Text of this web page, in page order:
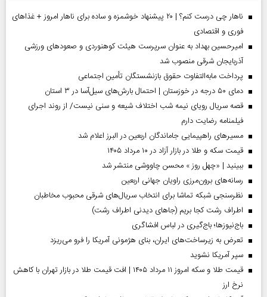
ناهار چی درست کنم؟ | ۲۰ پیشنهاد خوشمزه و ساده برای ناهار امروز + غذاهای
فوری و اقتصادی
امیرحسین بهداد به عنوان سرپرست هیئت کوهنوردی و صعودهای ورزشی
آذربایجان شرقی منصوب شد
پرداخت مابه‌التفاوت حقوق بازنشستگان تأمین اجتماعی
دمای ۵۰ درجه در خوزستان | احتمال بارش‌های سیل‌آسا در ۳ استان
قصه سریال رویای نیمه شب اختلاف شیعه و سنی نیست/ از روند اجرای
فیلمنامه رضایت دارم
مسیر‌های راهپیمایی جاماندگان اربعین در البرز اعلام شد
قیمت سکه و طلا در بازار آزاد در ۱۰ مرداد ۱۴۰۵
ببینید | «چهل روز » محسن چاووشی منتشر شد
رسانه‌های برون‌مرزی راویان جهانی اربعین
نظرسنجی شبکه تماشا برای انتخاب سریال‌های شرقی محبوب مخاطبان
اطراف رشت کجا بریم (جاهای دیدنی اطراف رشت)
باج‌نیوزها؛ باج‌گیری در لباس افشاگری
تعرض به زیرساخت‌های ایران، بنای هژمونی آمریکا را فرو می‌ریزد
سپر آمریکا نشوید
قیمت طلا و سکه امروز ۱۱ مرداد ۱۴۰۵ | افت قیمت طلا در بازار تهران با کاهش
نرخ ارز